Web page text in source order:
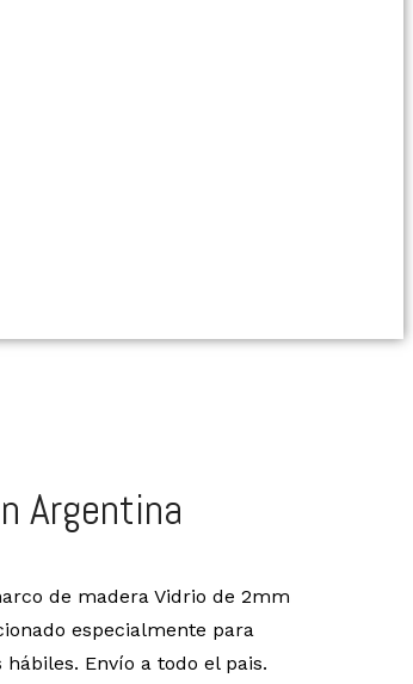
Argentina
de madera Vidrio de 2mm
especialmente para
Envío a todo el pais.